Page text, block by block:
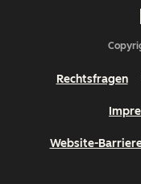
Rechtsfragen
Website-